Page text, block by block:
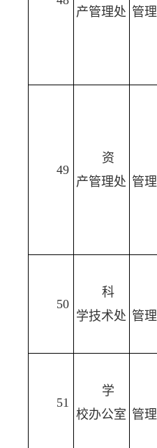
产管理处 管理
49
资
产管理处 管理
50
科
学技术处 管理
51
学
校办公室 管理